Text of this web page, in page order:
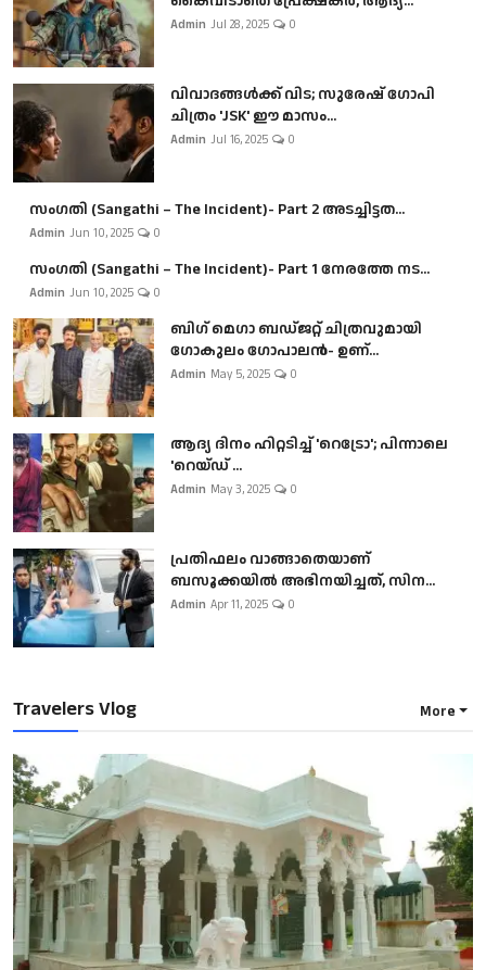
Admin Jul 28, 2025 0
വിവാദങ്ങൾക്ക് വിട; സുരേഷ് ഗോപി
ചിത്രം 'JSK' ഈ മാസം...
Admin Jul 16, 2025 0
സംഗതി (Sangathi – The Incident)- Part 2 അടച്ചിട്ടത...
Admin Jun 10, 2025 0
സംഗതി (Sangathi – The Incident)- Part 1 നേരത്തേ നട...
Admin Jun 10, 2025 0
ബി​ഗ് മെഗാ ബഡ്ജറ്റ് ചിത്രവുമായി
ഗോകുലം ഗോപാലൻ- ഉണ്...
Admin May 5, 2025 0
ആദ്യ ദിനം ഹിറ്റടിച്ച് 'റെട്രോ'; പിന്നാലെ
'റെയ്ഡ് ...
Admin May 3, 2025 0
പ്രതിഫലം വാങ്ങാതെയാണ്
ബസൂക്കയില്‍ അഭിനയിച്ചത്, സിന...
Admin Apr 11, 2025 0
Travelers Vlog More